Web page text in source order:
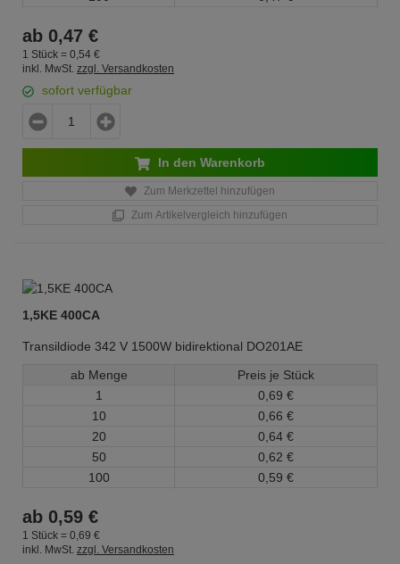
ab 0,47 €
1 Stück = 0, 54 €
inkl. MwSt. zzgl. Versandkosten
sofort verfügbar
In den Warenkorb
Zum Merkzettel hinzufügen
Zum Artikelvergleich hinzufügen
1,5KE 400CA
Transildiode 342 V 1500W bidirektional DO201AE
ab Menge
Preis je Stück
1
0, 69 €
10
0, 66 €
20
0, 64 €
50
0, 62 €
100
0, 59 €
ab 0,59 €
1 Stück = 0, 69 €
inkl. MwSt. zzgl. Versandkosten